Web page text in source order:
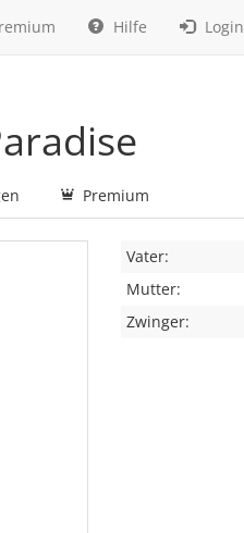
Hilfe Login
Premium
Vater:
Mutter:
Zwinger: